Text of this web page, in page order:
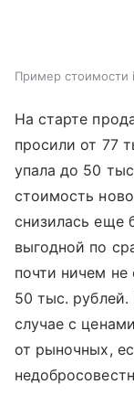
Пример стоимости
На старте
просили от 77
упала до 50
стоимость
снизилась еще
выгодной по
почти ничем не
50 тыс. рублей.
случае с
от рыночных,